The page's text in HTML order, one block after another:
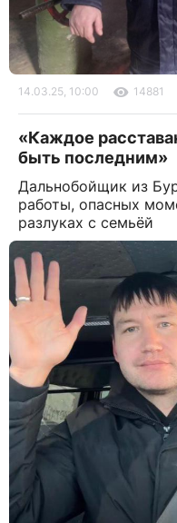
14.03.25, 10:00 14881
«Каждое
быть последним»
Дальнобойщик из
работы, опасных
разлуках с семьёй